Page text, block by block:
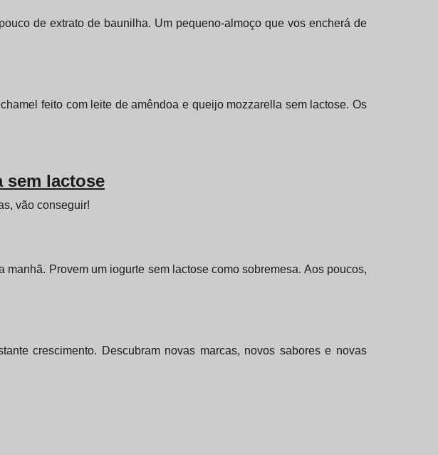
de extrato de baunilha. Um pequeno-almoço que vos encherá de
feito com leite de amêndoa e queijo mozzarella sem lactose. Os
sem lactose
vão conseguir!
Provem um iogurte sem lactose como sobremesa. Aos poucos,
crescimento. Descubram novas marcas, novos sabores e novas